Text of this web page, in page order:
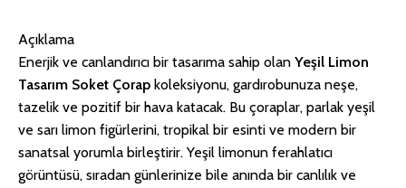
Açıklama
Enerjik ve canlandırıcı bir tasarıma sahip olan Yeşil Limon
Tasarım Soket Çorap koleksiyonu, gardırobunuza neşe,
tazelik ve pozitif bir hava katacak. Bu çoraplar, parlak yeşil
ve sarı limon figürlerini, tropikal bir esinti ve modern bir
sanatsal yorumla birleştirir. Yeşil limonun ferahlatıcı
görüntüsü, sıradan günlerinize bile anında bir canlılık ve